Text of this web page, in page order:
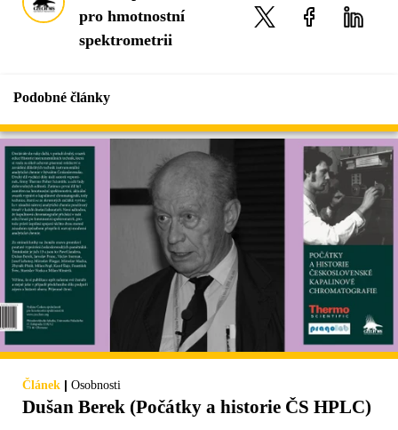
pro hmotnostní
spektrometrii
Podobné články
Článek | Osobnosti
Dušan Berek (Počátky a historie ČS HPLC)